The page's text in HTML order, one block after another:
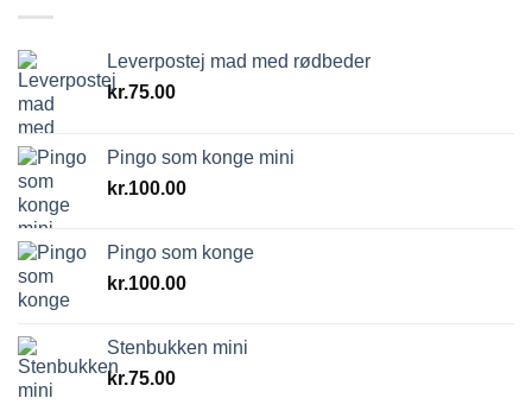
Leverpostej mad med rødbeder
kr.75.00
Pingo som konge mini
kr.100.00
Pingo som konge
kr.100.00
Stenbukken mini
kr.75.00